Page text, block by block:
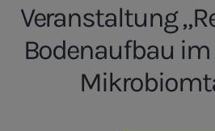
Veranstaltung
Bodenaufbau